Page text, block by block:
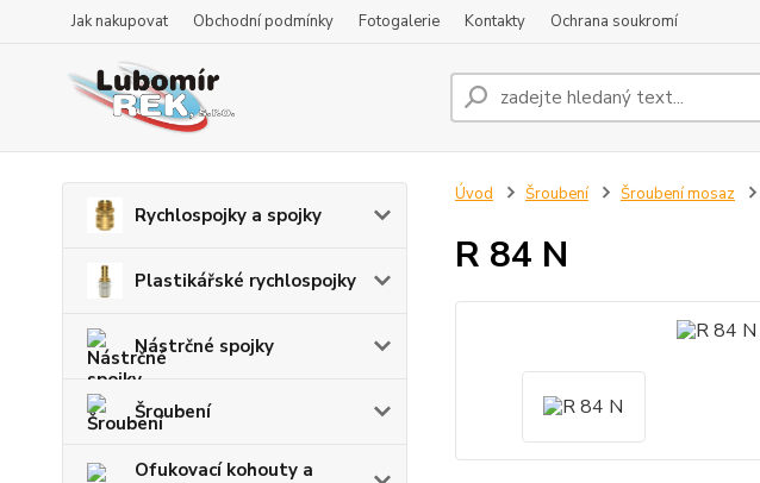
Jak nakupovat Obchodní podmínky Fotogalerie Kontakty Ochrana soukromí
Rychlospojky a spojky
Plastikářské rychlospojky
Nástrčné spojky
Šroubení
Ofukovací kohouty a
Úvod Šroubení Šroubení mosaz
R 84 N